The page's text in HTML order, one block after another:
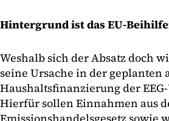
Hintergrund ist das EU-
Weshalb sich der Absatz doch
seine Ursache in der geplanten
Haushaltsfinanzierung der
Hierfür sollen Einnahmen aus